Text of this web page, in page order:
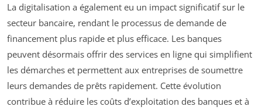
La digitalisation a également eu un impact significatif sur le
secteur bancaire, rendant le processus de demande de
financement plus rapide et plus efficace. Les banques
peuvent désormais offrir des services en ligne qui simplifient
les démarches et permettent aux entreprises de soumettre
leurs demandes de prêts rapidement. Cette évolution
contribue à réduire les coûts d’exploitation des banques et à